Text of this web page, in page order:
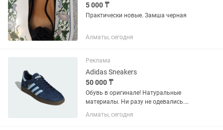
5 000 ₸
Практически новые. Замша черная
Алматы, сегодня
Реклама
Adidas Sneakers
50 000 ₸
Обувь в оригинале! Натуральные
материалы. Ни разу не одевались.
Были куплены в официальном
магазине в Англии. Упакую как надо.
Алматы, сегодня